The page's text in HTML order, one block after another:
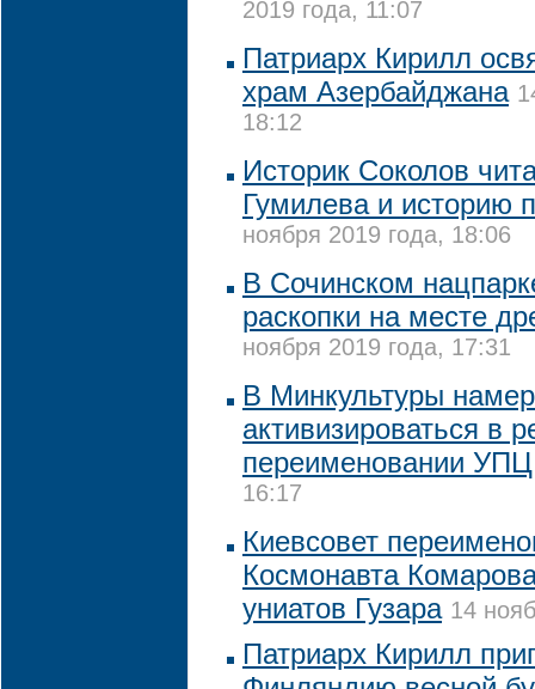
2019 года, 11:07
Патриарх Кирилл
храм Азербайджана
18:12
Историк Соколов
Гумилева и историю
ноября 2019 года, 18:06
В Сочинском
раскопки на месте
ноября 2019 года, 17:31
В Минкультуры
активизироваться в
переименовании УПЦ
16:17
Киевсовет
Космонавта
униатов Гузара 14
Патриарх Кирилл